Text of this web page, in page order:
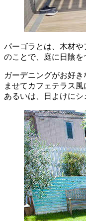
パーゴラとは、木材
のことで、庭に日陰を
ガーデニングがお好
ませてカフェテラス風
あるいは、日よけにシ